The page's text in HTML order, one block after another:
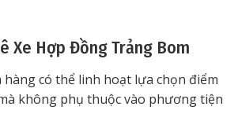
Xe Hợp Đồng Trảng Bom
hàng có thể linh hoạt lựa chọn điểm
không phụ thuộc vào phương tiện